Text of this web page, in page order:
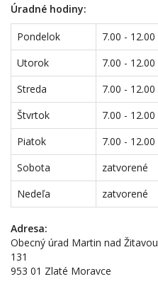
Úradné hodiny:
Pondelok 7.00 - 12.00
Utorok
7.00 - 12.00
Streda
7.00 - 12.00
Štvrtok
7.00 - 12.00
Piatok
7.00 - 12.00
Sobota
zatvorené
Nedeľa
zatvorené
Adresa:
Obecný úrad Martin nad Žitavou
131
953 01 Zlaté Moravce